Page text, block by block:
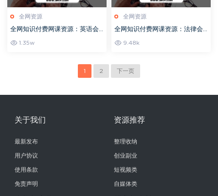
全网资源
全网知识付费网课资源：英语会
员-社群教程目录持续更新（202
1.35w
全网资源
全网知识付费网课资源：法律会
员-社群教程目录持续更新（202
9.48k
1 2 下一页
关于我们
最新发布
用户协议
使用条款
免责声明
资源推荐
整理收纳
创业副业
短视频类
自媒体类